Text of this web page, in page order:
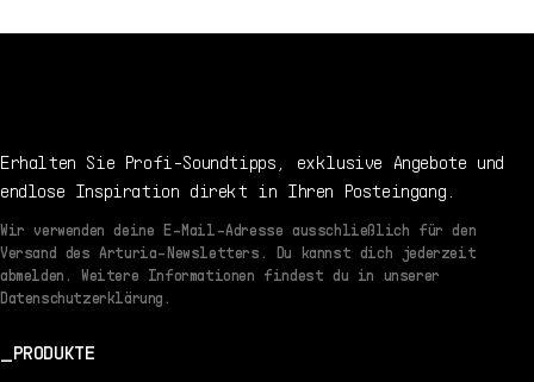
1.0.0 -
Erhalten Sie Profi-Soundtipps, exklusive Angebote und
endlose Inspiration direkt in Ihren Posteingang.
Wir verwenden deine E-Mail-Adresse ausschließlich für den
Versand des Arturia-Newsletters. Du kannst dich jederzeit
abmelden. Weitere Informationen findest du in unserer
Datenschutzerklärung.
PRODUKTE